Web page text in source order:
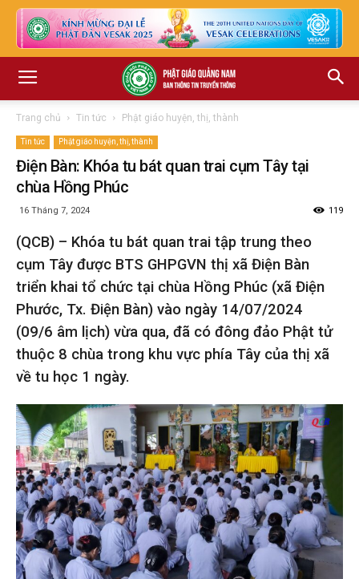
Trang chủ Tin tức Phật giáo huyện, thị, thành
Tin tức Phật giáo huyện, thị, thành
Điện Bàn: Khóa tu bát quan trai cụm Tây tại
chùa Hồng Phúc
16 Tháng 7, 2024 119
(QCB) – Khóa tu bát quan trai tập trung theo
cụm Tây được BTS GHPGVN thị xã Điện Bàn
triển khai tổ chức tại chùa Hồng Phúc (xã Điện
Phước, Tx. Điện Bàn) vào ngày 14/07/2024
(09/6 âm lịch) vừa qua, đã có đông đảo Phật tử
thuộc 8 chùa trong khu vực phía Tây của thị xã
về tu học 1 ngày.